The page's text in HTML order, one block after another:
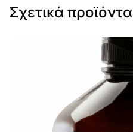
Σχετικά προϊόντα